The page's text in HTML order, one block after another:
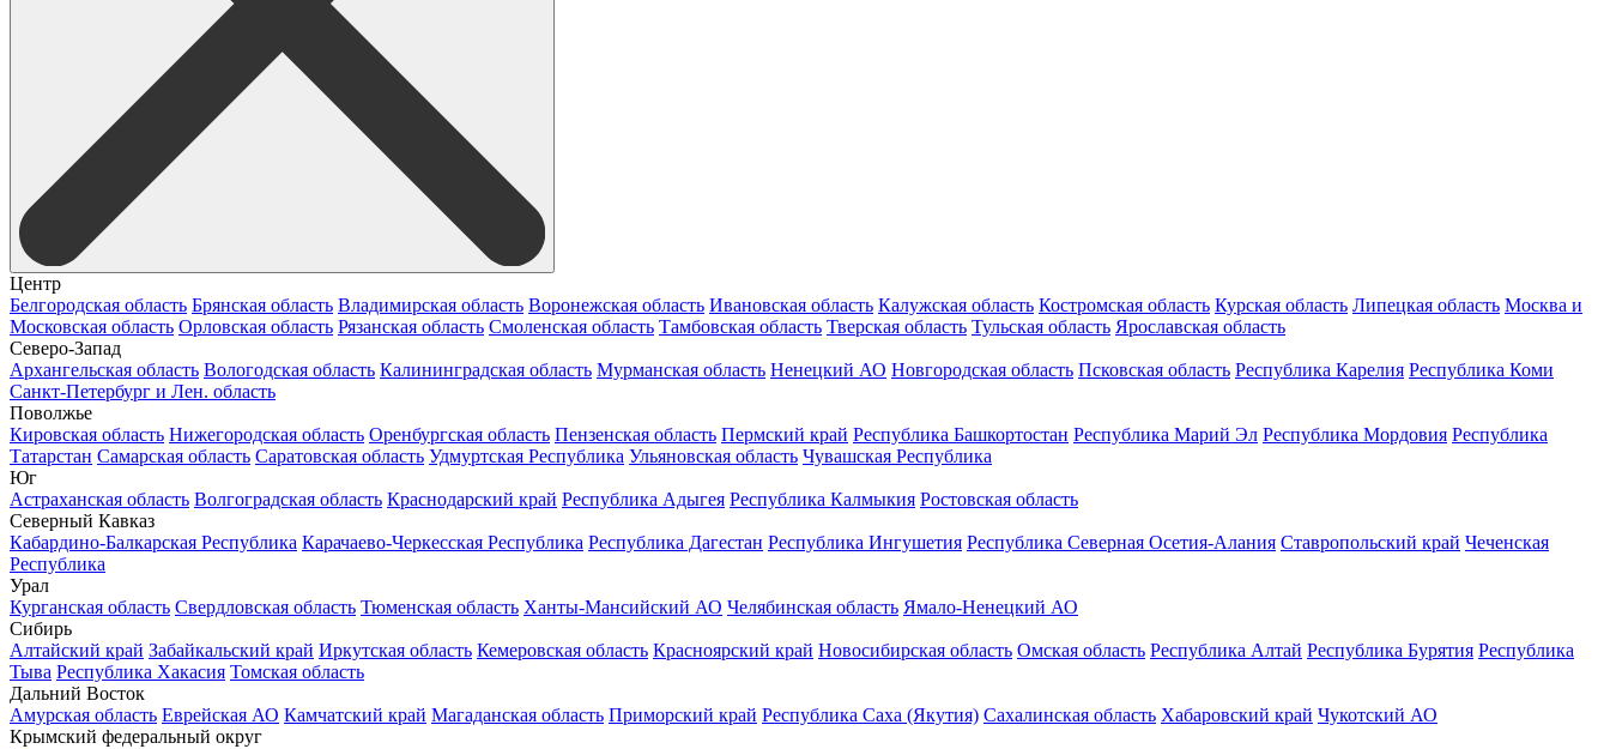
Центр
Белгородская область Брянская область Владимирская область Воронежская область Ивановская область Калужская область Костромская область Курская область Липецкая область Москва и
Московская область Орловская область Рязанская область Смоленская область Тамбовская область Тверская область Тульская область Ярославская область
Северо-Запад
Архангельская область Вологодская область Калининградская область Мурманская область Ненецкий АО Новгородская область Псковская область Республика Карелия Республика Коми
Санкт-Петербург и Лен. область
Поволжье
Кировская область Нижегородская область Оренбургская область Пензенская область Пермский край Республика Башкортостан Республика Марий Эл Республика Мордовия Республика
Татарстан Самарская область Саратовская область Удмуртская Республика Ульяновская область Чувашская Республика
Юг
Астраханская область Волгоградская область Краснодарский край Республика Адыгея Республика Калмыкия Ростовская область
Северный Кавказ
Кабардино-Балкарская Республика Карачаево-Черкесская Республика Республика Дагестан Республика Ингушетия Республика Северная Осетия-Алания Ставропольский край Чеченская
Республика
Урал
Курганская область Свердловская область Тюменская область Ханты-Мансийский АО Челябинская область Ямало-Ненецкий АО
Сибирь
Алтайский край Забайкальский край Иркутская область Кемеровская область Красноярский край Новосибирская область Омская область Республика Алтай Республика Бурятия Республика
Тыва Республика Хакасия Томская область
Дальний Восток
Амурская область Еврейская АО Камчатский край Магаданская область Приморский край Республика Саха (Якутия) Сахалинская область Хабаровский край Чукотский АО
Крымский федеральный округ